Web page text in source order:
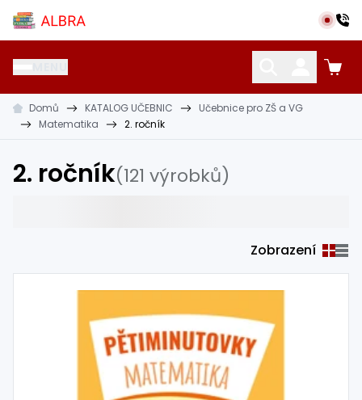
Přeskočit na hlavní obsah
Albra s.r.o.
KATALOG UČEBNIC CIZÍ JAZYKY OSTATNÍ POMŮCKY
Domů KATALOG UČEBNIC
Učebnice pro ZŠ a VG
Matematika
2. ročník
2. ročník(121 výrobků)
Zobrazení